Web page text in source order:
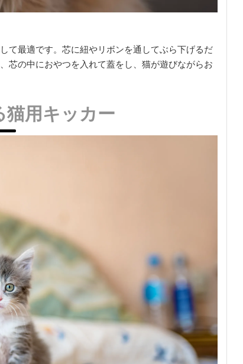
て最適です。芯に紐やリボンを通してぶら下げるだ
芯の中におやつを入れて蓋をし、猫が遊びながらお
猫用キッカー